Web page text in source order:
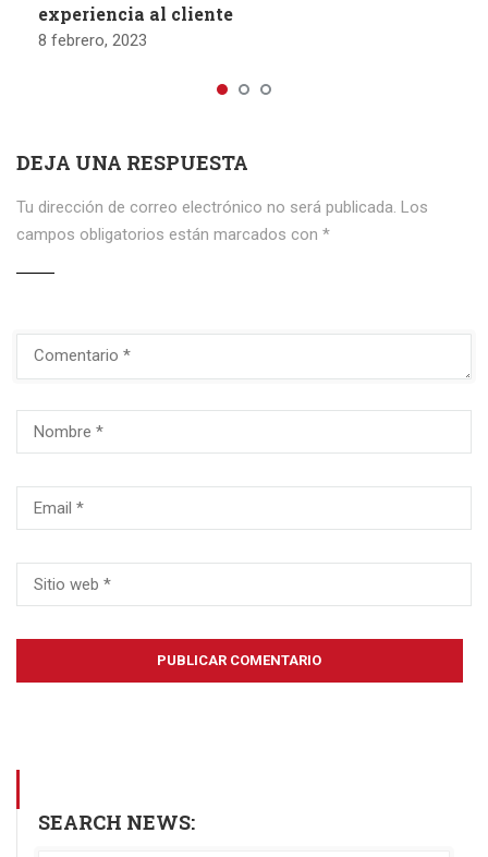
experiencia al cliente
8 febrero, 2023
DEJA UNA RESPUESTA
Tu dirección de correo electrónico no será publicada. Los
campos obligatorios están marcados con *
SEARCH NEWS: